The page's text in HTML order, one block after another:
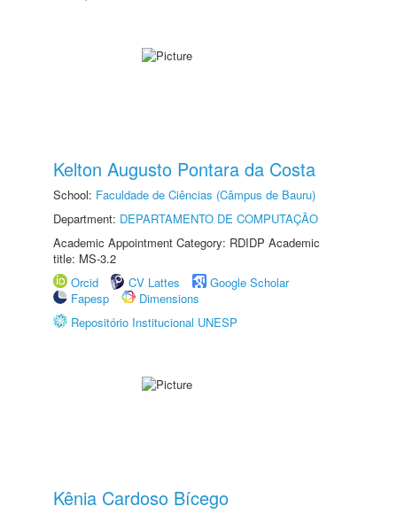
Kelton Augusto Pontara da Costa
School: Faculdade de Ciências (Câmpus de Bauru)
Department: DEPARTAMENTO DE COMPUTAÇÃO
Academic Appointment Category: RDIDP Academic
title: MS-3.2
Orcid
CV Lattes
Google Scholar
Fapesp
Dimensions
Repositório Institucional UNESP
Kênia Cardoso Bícego